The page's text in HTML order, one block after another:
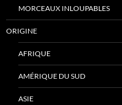
MORCEAUX INLOUPABLES
ORIGINE
AFRIQUE
AMÉRIQUE DU SUD
ASIE